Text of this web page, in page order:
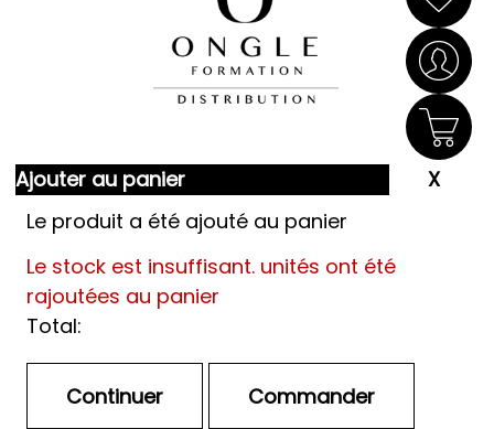
Ajouter au panier
Le produit a été ajouté au panier
Le stock est insuffisant. unités ont été
rajoutées au panier
Total: